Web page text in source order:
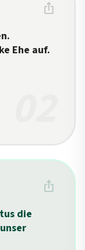
ios_share
Ehe auf.
ios_share
die